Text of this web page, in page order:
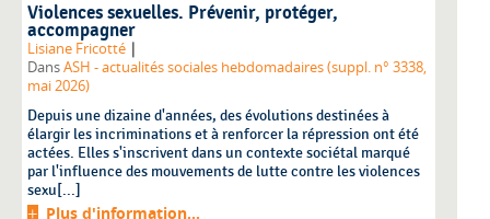
Violences sexuelles. Prévenir, protéger,
accompagner
Lisiane Fricotté |
DansASH - actualités sociales hebdomadaires (suppl. n° 3338,
mai 2026)
Depuis une dizaine d'années, des évolutions destinées à
élargir les incriminations et à renforcer la répression ont été
actées. Elles s'inscrivent dans un contexte sociétal marqué
par l'influence des mouvements de lutte contre les violences
sexu[...]
Plus d'information...